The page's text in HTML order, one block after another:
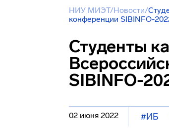
НИУ МИЭТ/Новости/
конференции SIBINFO-
Студенты
SIBINFO-
02 июня 2022 #ИБ